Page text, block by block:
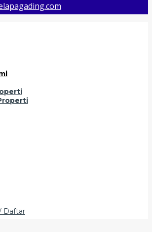
Daftar